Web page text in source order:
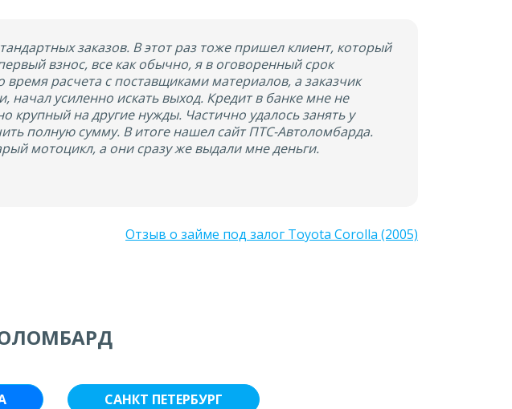
заказов. В этот раз тоже пришел клиент, который
взнос, все как обычно, я в оговоренный срок
расчета с поставщиками материалов, а заказчик
начал усиленно искать выход. Кредит в банке мне не
крупный на другие нужды. Частично удалось занять у
полную сумму. В итоге нашел сайт ПТС-Автоломбарда.
мотоцикл, а они сразу же выдали мне деньги.
Отзыв о займе под залог Toyota Corolla (2005)
САНКТ ПЕТЕРБУРГ